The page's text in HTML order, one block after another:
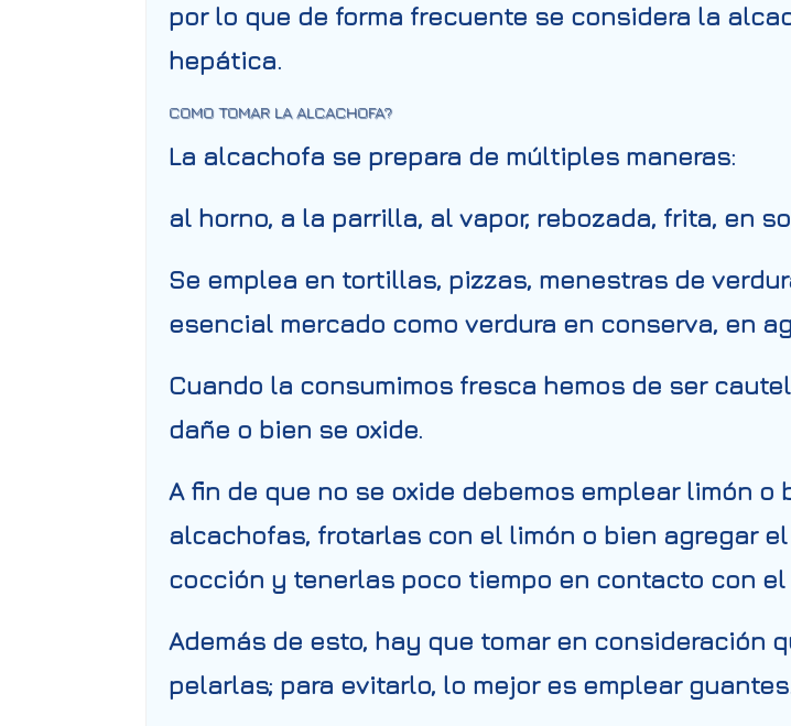
por lo que de forma frecuente se considera la
hepática.
COMO TOMAR LA ALCACHOFA?
La alcachofa se prepara de múltiples maneras:
al horno, a la parrilla, al vapor, rebozada, frita, en
Se emplea en tortillas, pizzas, menestras de
esencial mercado como verdura en conserva, en
Cuando la consumimos fresca hemos de ser
dañe o bien se oxide.
A fin de que no se oxide debemos emplear limón
alcachofas, frotarlas con el limón o bien agregar
cocción y tenerlas poco tiempo en contacto con el
Además de esto, hay que tomar en
pelarlas; para evitarlo, lo mejor es emplear